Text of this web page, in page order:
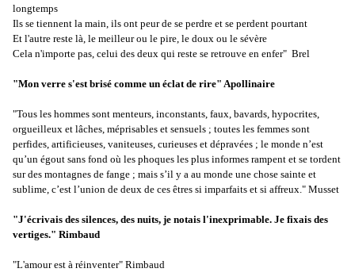
longtemps
Ils se tiennent la main, ils ont peur de se perdre et se perdent pourtant
Et l'autre reste là, le meilleur ou le pire, le doux ou le sévère
Cela n'importe pas, celui des deux qui reste se retrouve en enfer" Brel
"Mon verre s'est brisé comme un éclat de rire" Apollinaire
"Tous les hommes sont menteurs, inconstants, faux, bavards, hypocrites,
orgueilleux et lâches, méprisables et sensuels ; toutes les femmes sont
perfides, artificieuses, vaniteuses, curieuses et dépravées ; le monde n’est
qu’un égout sans fond où les phoques les plus informes rampent et se tordent
sur des montagnes de fange ; mais s’il y a au monde une chose sainte et
sublime, c’est l’union de deux de ces êtres si imparfaits et si affreux." Musset
"J'écrivais des silences, des nuits, je notais l'inexprimable. Je fixais des
vertiges." Rimbaud
"L'amour est à réinventer" Rimbaud